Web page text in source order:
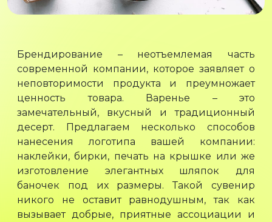
Брендирование – неотъемлемая часть
современной компании, которое заявляет о
неповторимости продукта и преумножает
ценность товара. Варенье – это
замечательный, вкусный и традиционный
десерт. Предлагаем несколько способов
нанесения логотипа вашей компании:
наклейки, бирки, печать на крышке или же
изготовление элегантных шляпок для
баночек под их размеры. Такой сувенир
никого не оставит равнодушным, так как
вызывает добрые, приятные ассоциации и